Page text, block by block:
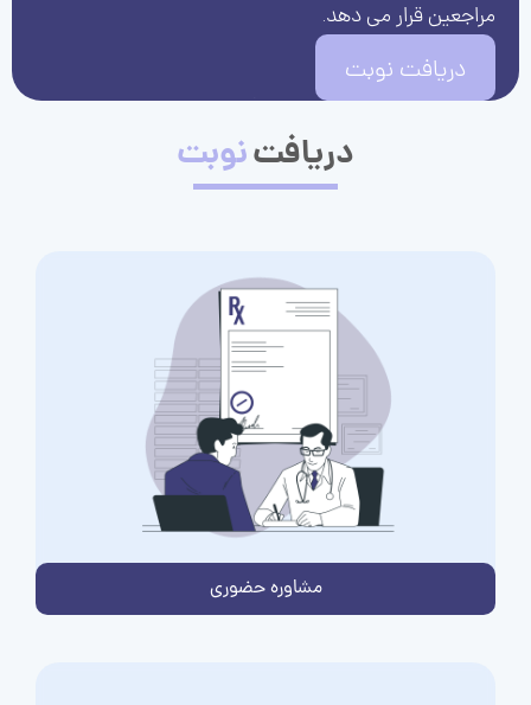
مراجعین قرار می دهد.
دریافت نوبت
دریافتنوبت
مشاوره حضوری